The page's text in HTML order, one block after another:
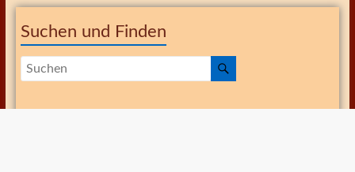
Suchen und Finden